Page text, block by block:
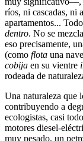
ríos, ni cascadas, ni
apartamentos...
dentro. No se
eso precisamente,
(como flota una
cobija en su vientre
rodeada de
Una naturaleza que
contribuyendo a
ecologistas, casi
motores diesel-
muy pesado, un